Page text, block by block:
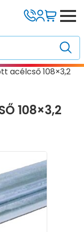
acélcső 108×3,2
108×3,2